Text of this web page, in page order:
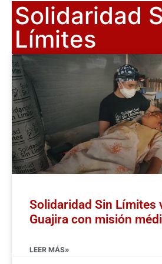
Solidaridad
Límites
Solidaridad Sin Límites
Guajira con misión
LEER MÁS»